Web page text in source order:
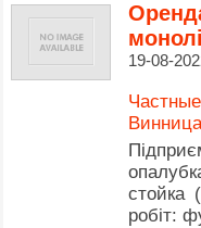
19-08-
стойка
робіт: